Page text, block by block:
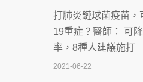
【115年臺北市「防
一手刮」】 宣導
2026-07-02
打肺炎鏈球菌疫苗，
19重症？醫師： 可
率，8種人建議施打
2021-06-22